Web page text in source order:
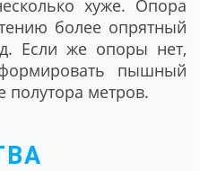
хуже. Опора
более опрятный
Если же опоры нет,
пышный
полутора метров.